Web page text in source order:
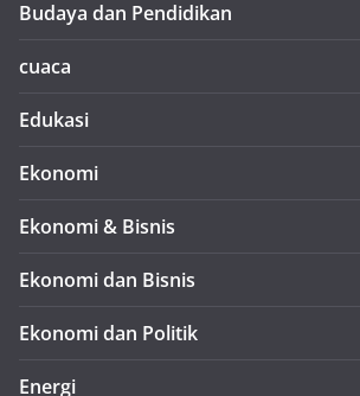
Budaya dan Pendidikan
cuaca
Edukasi
Ekonomi
Ekonomi & Bisnis
Ekonomi dan Bisnis
Ekonomi dan Politik
Energi